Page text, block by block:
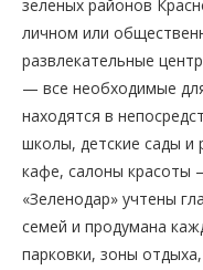
зеленых районов
личном или
развлекательные
— все необходимые
находятся в
школы, детские сады и
кафе, салоны
«Зеленодар» учтены
семей и продумана
парковки, зоны